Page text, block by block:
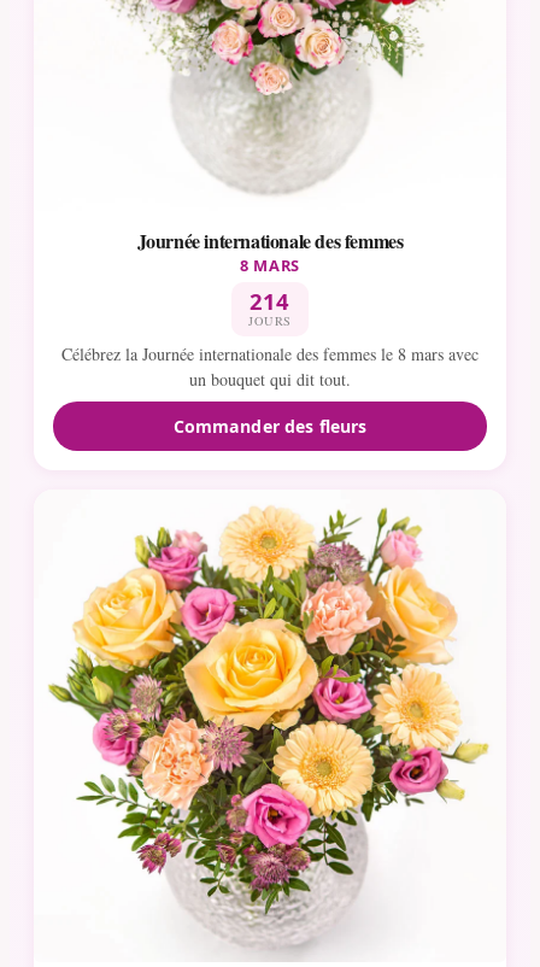
Journée internationale des femmes
8 MARS
214
JOURS
Célébrez la Journée internationale des femmes le 8 mars avec
un bouquet qui dit tout.
Commander des fleurs